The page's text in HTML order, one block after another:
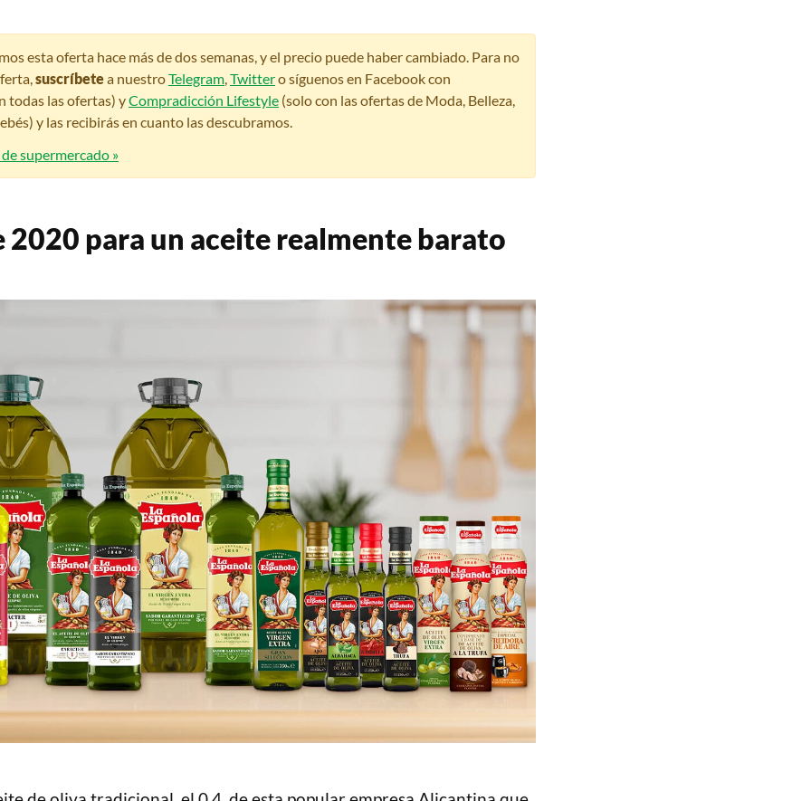
esta oferta hace más de dos semanas, y el precio puede haber cambiado. Para no
suscríbetea nuestroTelegram Twittero síguenos en Facebook con
todas las ofertas) yCompradicción Lifestyle (solo con las ofertas de Moda, Belleza,
y las recibirás en cuanto las descubramos.
supermercado »
2020 para un aceite realmente barato